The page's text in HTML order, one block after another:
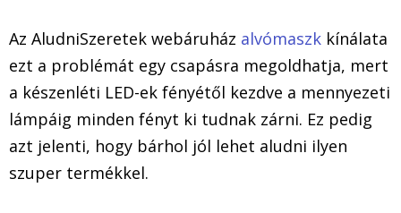
Az AludniSzeretek webáruház alvómaszk kínálata
ezt a problémát egy csapásra megoldhatja, mert
a készenléti LED-ek fényétől kezdve a mennyezeti
lámpáig minden fényt ki tudnak zárni. Ez pedig
azt jelenti, hogy bárhol jól lehet aludni ilyen
szuper termékkel.